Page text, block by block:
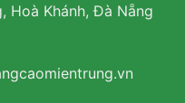
Hoà Khánh, Đà Nẵng